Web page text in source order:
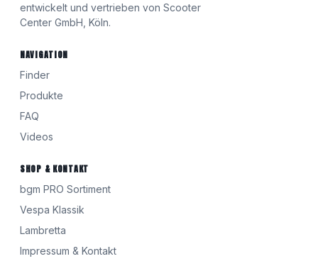
entwickelt und vertrieben von Scooter
Center GmbH, Köln.
NAVIGATION
Finder
Produkte
FAQ
Videos
SHOP & KONTAKT
bgm PRO Sortiment
Vespa Klassik
Lambretta
Impressum & Kontakt